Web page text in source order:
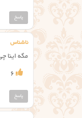
پاسخ
ناشناس
مگه اینا
6
پاسخ